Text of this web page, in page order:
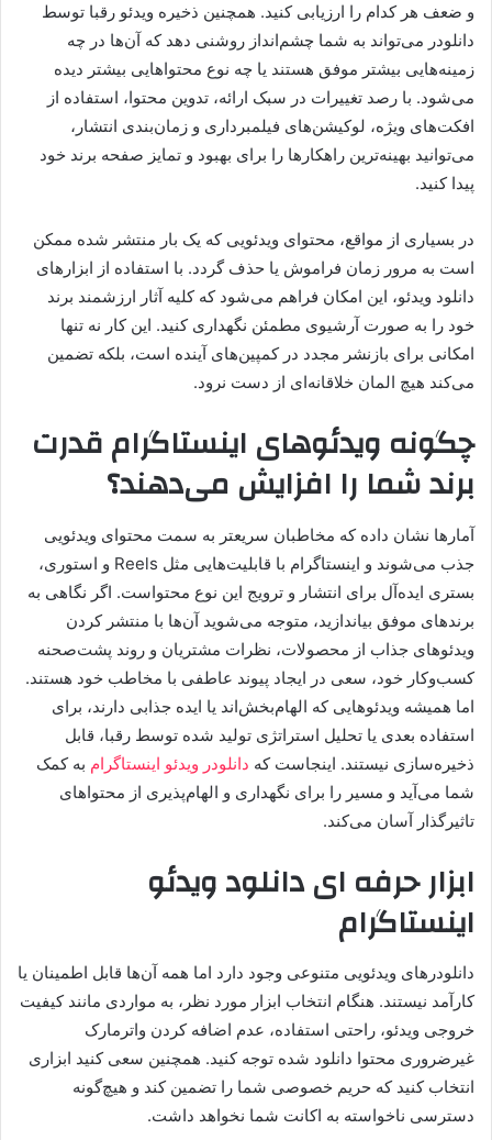
و ضعف هر کدام را ارزیابی کنید. همچنین ذخیره ویدئو رقبا توسط
دانلودر می‌تواند به شما چشم‌انداز روشنی دهد که آن‌ها در چه
زمینه‌هایی بیشتر موفق هستند یا چه نوع محتواهایی بیشتر دیده
می‌شود. با رصد تغییرات در سبک ارائه، تدوین محتوا، استفاده از
افکت‌های ویژه، لوکیشن‌های فیلمبرداری و زمان‌بندی انتشار،
می‌توانید بهینه‌ترین راهکارها را برای بهبود و تمایز صفحه برند خود
پیدا کنید.
در بسیاری از مواقع، محتوای ویدئویی که یک بار منتشر شده ممکن
است به مرور زمان فراموش یا حذف گردد. با استفاده از ابزارهای
دانلود ویدئو، این امکان فراهم می‌شود که کلیه آثار ارزشمند برند
خود را به صورت آرشیوی مطمئن نگهداری کنید. این کار نه تنها
امکانی برای بازنشر مجدد در کمپین‌های آینده است، بلکه تضمین
می‌کند هیچ المان خلاقانه‌ای از دست نرود.
چگونه ویدئوهای اینستاگرام قدرت
برند شما را افزایش می‌دهند؟
آمارها نشان داده که مخاطبان سریعتر به سمت محتوای ویدئویی
جذب می‌شوند و اینستاگرام با قابلیت‌هایی مثل Reels و استوری،
بستری ایده‌آل برای انتشار و ترویج این نوع محتواست. اگر نگاهی به
برندهای موفق بیاندازید، متوجه می‌شوید آن‌ها با منتشر کردن
ویدئوهای جذاب از محصولات، نظرات مشتریان و روند پشت‌صحنه
کسب‌وکار خود، سعی در ایجاد پیوند عاطفی با مخاطب خود هستند.
اما همیشه ویدئوهایی که الهام‌بخش‌اند یا ایده جذابی دارند، برای
استفاده بعدی یا تحلیل استراتژی تولید شده توسط رقبا، قابل
ذخیره‌سازی نیستند. اینجاست که دانلودر ویدئو اینستاگرام به کمک
شما می‌آید و مسیر را برای نگهداری و الهام‌پذیری از محتواهای
تاثیرگذار آسان می‌کند.
ابزار حرفه ای دانلود ویدئو
اینستاگرام
دانلودرهای ویدئویی متنوعی وجود دارد اما همه آن‌ها قابل اطمینان یا
کارآمد نیستند. هنگام انتخاب ابزار مورد نظر، به مواردی مانند کیفیت
خروجی ویدئو، راحتی استفاده، عدم اضافه کردن واترمارک
غیرضروری محتوا دانلود شده توجه کنید. همچنین سعی کنید ابزاری
انتخاب کنید که حریم خصوصی شما را تضمین کند و هیچ‌گونه
دسترسی ناخواسته به اکانت شما نخواهد داشت.